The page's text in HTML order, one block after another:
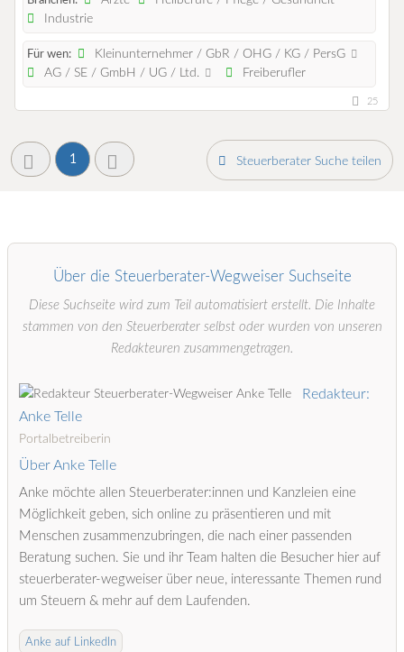
Industrie
Für wen:
Kleinunternehmer / GbR / OHG / KG / PersG
AG / SE / GmbH / UG / Ltd.
Freiberufler
25
1 Steuerberater Suche teilen
Über die Steuerberater-Wegweiser Suchseite
Diese Suchseite wird zum Teil automatisiert erstellt. Die Inhalte
stammen von den Steuerberater selbst oder wurden von unseren
Redakteuren zusammengetragen.
Redakteur:
Anke Telle
Portalbetreiberin
Über Anke Telle
Anke möchte allen Steuerberater:innen und Kanzleien eine
Möglichkeit geben, sich online zu präsentieren und mit
Menschen zusammenzubringen, die nach einer passenden
Beratung suchen. Sie und ihr Team halten die Besucher hier auf
steuerberater-wegweiser über neue, interessante Themen rund
um Steuern & mehr auf dem Laufenden.
Anke auf LinkedIn